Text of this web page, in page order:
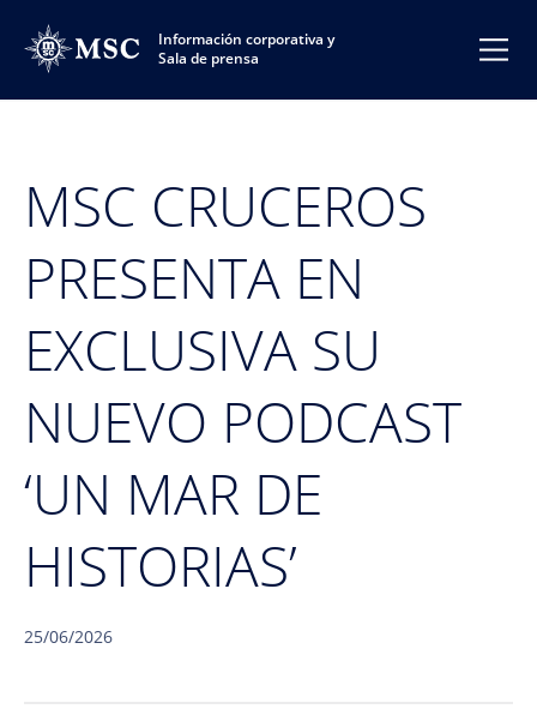
Información corporativa y
Sala de prensa
MSC CRUCEROS
PRESENTA EN
EXCLUSIVA SU
NUEVO PODCAST
‘UN MAR DE
HISTORIAS’
25/06/2026